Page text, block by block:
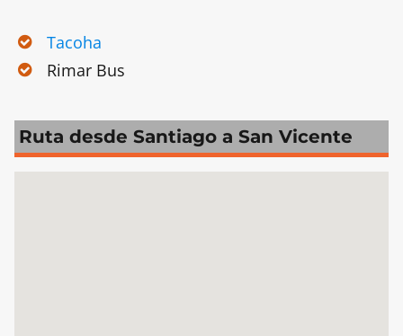
Tacoha
Rimar Bus
Ruta desde Santiago a San Vicente